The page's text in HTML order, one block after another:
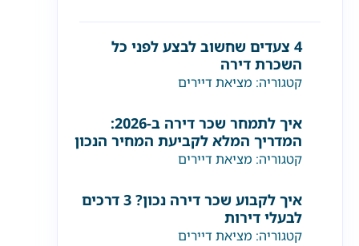
4 צעדים שחשוב לבצע לפני כל
השכרת דירה
קטגוריה: מציאת דיירים
איך לתמחר שכר דירה ב-2026:
המדריך המלא לקביעת המחיר הנכון
קטגוריה: מציאת דיירים
איך לקבוע שכר דירה נכון? 3 דרכים
לבעלי דירות
קטגוריה: מציאת דיירים